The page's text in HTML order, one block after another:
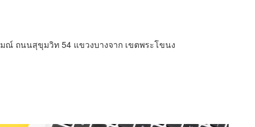
ณ์ ถนนสุขุมวิท 54 แขวงบางจาก เขตพระโขนง